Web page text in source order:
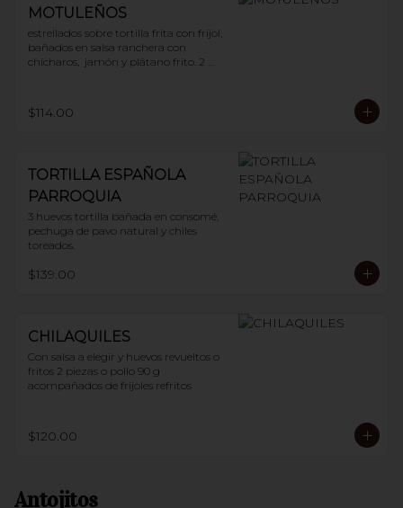
MOTULEÑOS
estrellados sobre tortilla frita con frijol,
bañados en salsa ranchera con
chícharos,  jamón y plátano frito. 2
$114.00
TORTILLA ESPAÑOLA
PARROQUIA
3 huevos tortilla bañada en consomé,
pechuga de pavo natural y chiles
toreados.
$139.00
CHILAQUILES
Con salsa a elegir y huevos revueltos o
fritos 2 piezas o pollo 90 g
acompañados de frijoles refritos
$120.00
Antojitos